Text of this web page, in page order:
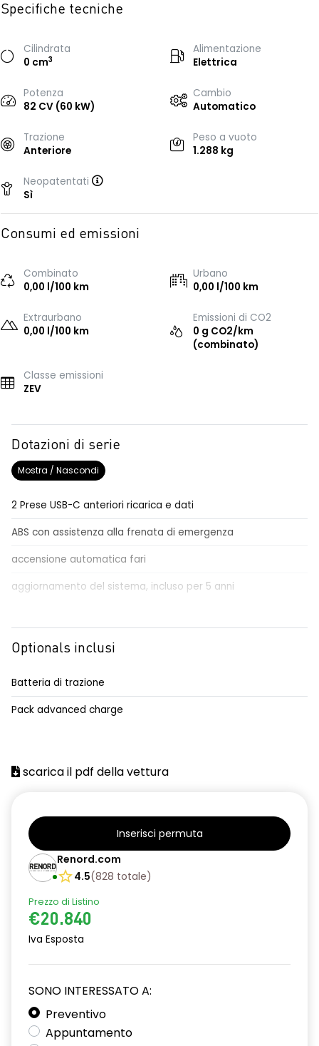
Specifiche tecniche
Cilindrata
0 cm3
Alimentazione
Elettrica
Potenza
82 CV (60 kW)
Cambio
Automatico
Trazione
Anteriore
Peso a vuoto
1.288 kg
Neopatentati
Sì
Consumi ed emissioni
Combinato
0,00 l/100 km
Urbano
0,00 l/100 km
Extraurbano
0,00 l/100 km
Emissioni di CO2
0 g CO2/km
(combinato)
Classe emissioni
ZEV
Dotazioni di serie
Mostra / Nascondi
2 Prese USB-C anteriori ricarica e dati
ABS con assistenza alla frenata di emergenza
accensione automatica fari
aggiornamento del sistema, incluso per 5 anni
airbag frontali conducente e passeggero
alzacristalli anteriori elettrici impulsionali
attivazione automatica fari
Charge Pass
chiave pieghevole
chiusura centralizzata delle portiere
climatizzatore manuale
console centrale bassa
cruise control incl. limitatore di velocità
distance warning avviso distanza di sicurezza
driver display digitale da 7''
Optionals inclusi
Batteria di trazione
Pack advanced charge
scarica il pdf della vettura
Inserisci permuta
Renord.com
4.5(828 totale)
Prezzo di Listino
€20.840
Iva Esposta
SONO INTERESSATO A:
Preventivo
Appuntamento